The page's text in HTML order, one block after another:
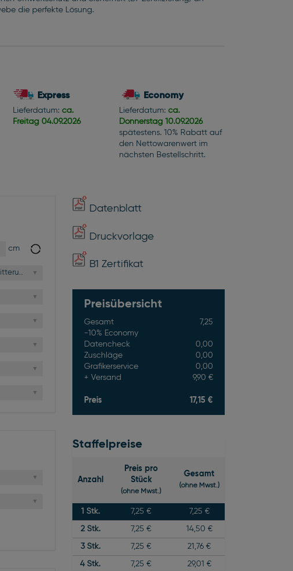
die perfekte Lösung.
Express
Lieferdatum: ca.
Freitag 04.09.2026
Economy
Lieferdatum: ca.
Donnerstag 10.09.2026
spätestens. 10% Rabatt auf
den Nettowarenwert im
nächsten Bestellschritt.
Datenblatt
Druckvorlage
B1 Zertifikat
cm
winddurchlässiges und witterungsbeständiges Netz Mesh
Preisübersicht
Gesamt
7,25
-10% Economy
Datencheck
0,00
Zuschläge
0,00
Grafikerservice
0,00
Versand
9,90 €
Preis 17,15 €
Staffelpreise
Anzahl
Preis pro
Stück
(ohne Mwst.)
Gesamt
(ohne Mwst.)
1 Stk. 7,25 € 7,25 €
2Stk. 7,25 € 14,50 €
3Stk. 7,25 € 21,76 €
4Stk. 7,25 € 29,01 €